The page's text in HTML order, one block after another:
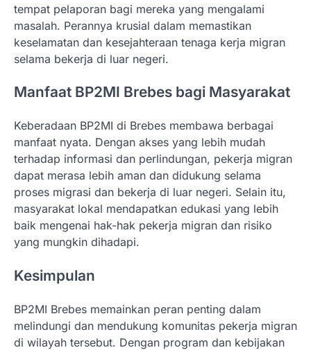
tempat pelaporan bagi mereka yang mengalami
masalah. Perannya krusial dalam memastikan
keselamatan dan kesejahteraan tenaga kerja migran
selama bekerja di luar negeri.
Manfaat BP2MI Brebes bagi Masyarakat
Keberadaan BP2MI di Brebes membawa berbagai
manfaat nyata. Dengan akses yang lebih mudah
terhadap informasi dan perlindungan, pekerja migran
dapat merasa lebih aman dan didukung selama
proses migrasi dan bekerja di luar negeri. Selain itu,
masyarakat lokal mendapatkan edukasi yang lebih
baik mengenai hak-hak pekerja migran dan risiko
yang mungkin dihadapi.
Kesimpulan
BP2MI Brebes memainkan peran penting dalam
melindungi dan mendukung komunitas pekerja migran
di wilayah tersebut. Dengan program dan kebijakan